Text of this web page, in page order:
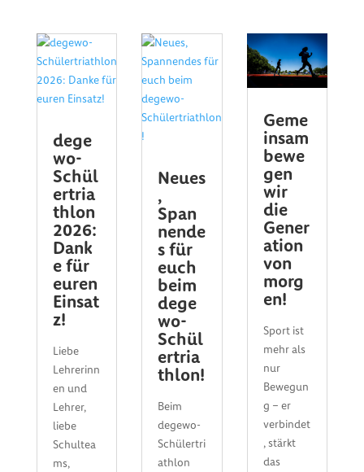
dege
wo-
Schül
ertria
thlon
2026:
Dank
e für
euren
Einsat
z!
Liebe
Lehrerinn
en und
Lehrer,
liebe
Schultea
ms,
Neues
,
Span
nende
s für
euch
beim
dege
wo-
Schül
ertria
thlon!
Beim
degewo-
Schülertri
athlon
Geme
insam
bewe
gen
wir
die
Gener
ation
von
morg
en!
Sport ist
mehr als
nur
Bewegun
g – er
verbindet
, stärkt
das